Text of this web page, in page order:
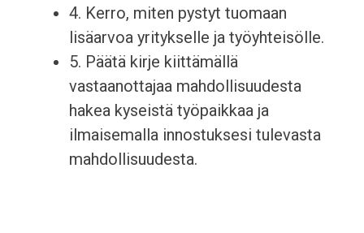
4. Kerro, miten pystyt tuomaan
lisäarvoa yritykselle ja työyhteisölle.
5. Päätä kirje kiittämällä
vastaanottajaa mahdollisuudesta
hakea kyseistä työpaikkaa ja
ilmaisemalla innostuksesi tulevasta
mahdollisuudesta.